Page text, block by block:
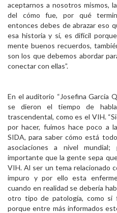
aceptarnos a nosotros mismos,
del cómo fue, por qué
entonces debes de abrazar eso
esa historia y sí, es difícil
mente buenos recuerdos,
son los que debemos abordar
conectar con ellas”.
En el auditorio “Josefina García
se dieron el tiempo de
trascendental, como es el VIH.
por hacer, fuimos hace poco a
SIDA, para saber cómo está
asociaciones a nivel
importante que la gente sepa
VIH. Al ser un tema relacionado
impuro y por ello esta
cuando en realidad se debería
otro tipo de patología, como si
porque entre más informados